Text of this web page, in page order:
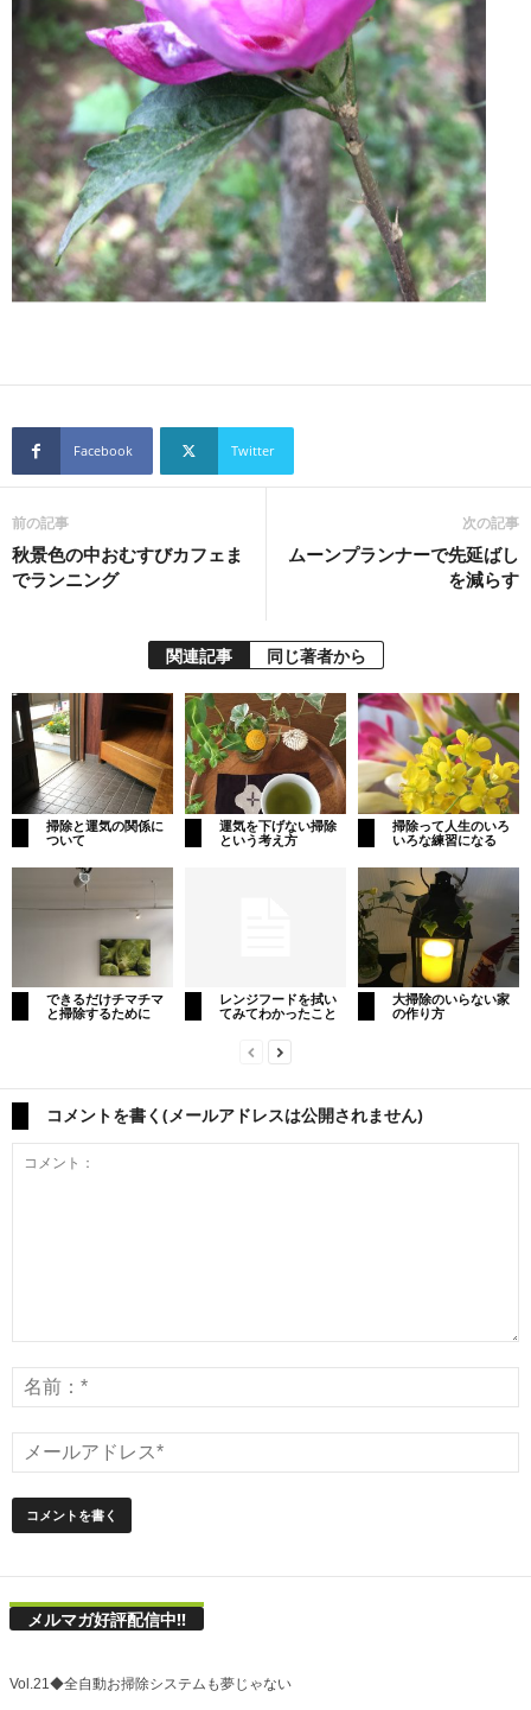
Facebook Twitter
前の記事
秋景色の中おむすびカフェま
でランニング
次の記事
ムーンプランナーで先延ばし
を減らす
関連記事 同じ著者から
掃除と運気の関係に
ついて
運気を下げない掃除
という考え方
掃除って人生のいろ
いろな練習になる
できるだけチマチマ
と掃除するために
レンジフードを拭い
てみてわかったこと
大掃除のいらない家
の作り方
コメントを書く(メールアドレスは公開されません)
メルマガ好評配信中!!
Vol.21◆全自動お掃除システムも夢じゃない